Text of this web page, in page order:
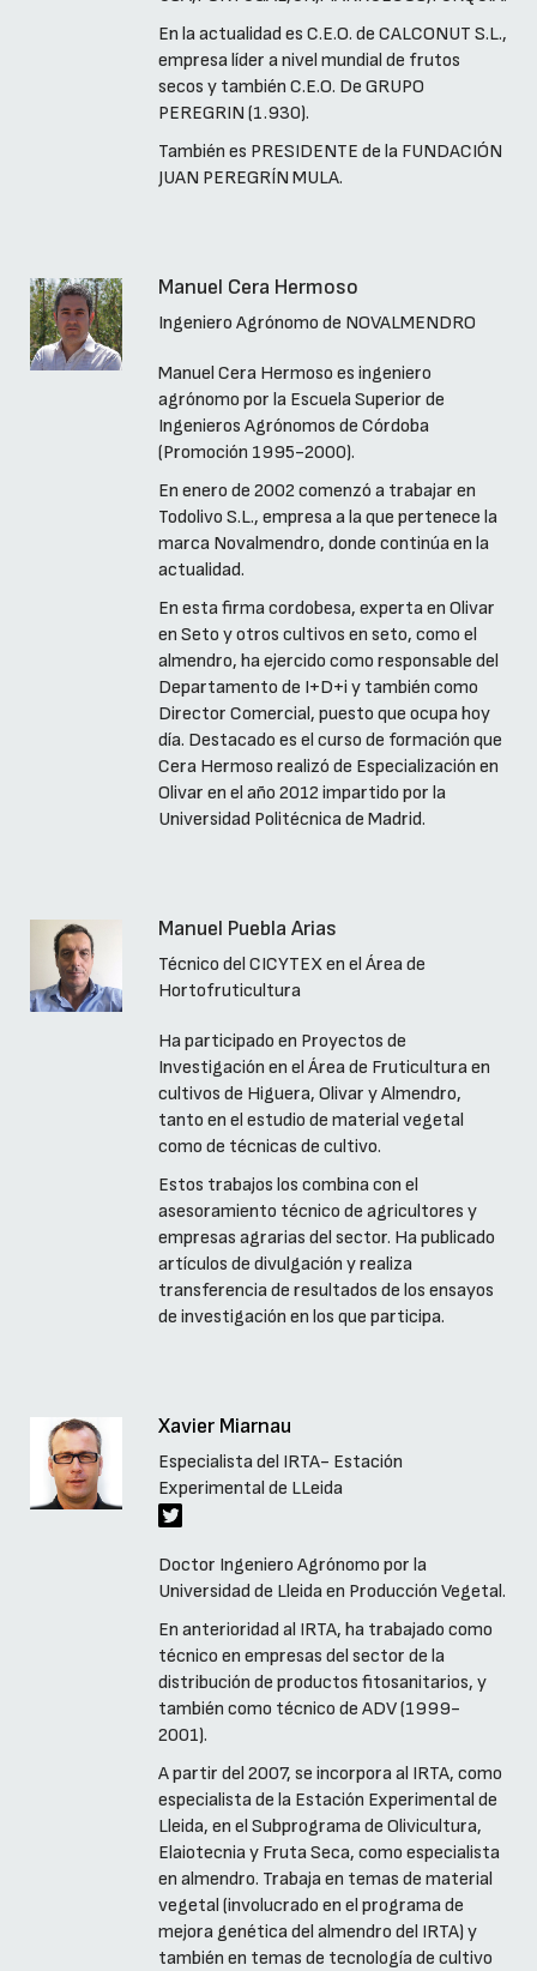
En la actualidad es C.E.O. de CALCONUT S.L.,
empresa líder a nivel mundial de frutos
secos y también C.E.O. De GRUPO
PEREGRIN (1.930).
También es PRESIDENTE de la FUNDACIÓN
JUAN PEREGRÍN MULA.
Manuel Cera Hermoso
Ingeniero Agrónomo de NOVALMENDRO
Manuel Cera Hermoso es ingeniero
agrónomo por la Escuela Superior de
Ingenieros Agrónomos de Córdoba
(Promoción 1995-2000).
En enero de 2002 comenzó a trabajar en
Todolivo S.L., empresa a la que pertenece la
marca Novalmendro, donde continúa en la
actualidad.
En esta firma cordobesa, experta en Olivar
en Seto y otros cultivos en seto, como el
almendro, ha ejercido como responsable del
Departamento de I+D+i y también como
Director Comercial, puesto que ocupa hoy
día. Destacado es el curso de formación que
Cera Hermoso realizó de Especialización en
Olivar en el año 2012 impartido por la
Universidad Politécnica de Madrid.
Manuel Puebla Arias
Técnico del CICYTEX en el Área de
Hortofruticultura
Ha participado en Proyectos de
Investigación en el Área de Fruticultura en
cultivos de Higuera, Olivar y Almendro,
tanto en el estudio de material vegetal
como de técnicas de cultivo.
Estos trabajos los combina con el
asesoramiento técnico de agricultores y
empresas agrarias del sector. Ha publicado
artículos de divulgación y realiza
transferencia de resultados de los ensayos
de investigación en los que participa.
Xavier Miarnau
Especialista del IRTA- Estación
Experimental de LLeida
Doctor Ingeniero Agrónomo por la
Universidad de Lleida en Producción Vegetal.
En anterioridad al IRTA, ha trabajado como
técnico en empresas del sector de la
distribución de productos fitosanitarios, y
también como técnico de ADV (1999-
2001).
A partir del 2007, se incorpora al IRTA, como
especialista de la Estación Experimental de
Lleida, en el Subprograma de Olivicultura,
Elaiotecnia y Fruta Seca, como especialista
en almendro. Trabaja en temas de material
vegetal (involucrado en el programa de
mejora genética del almendro del IRTA) y
también en temas de tecnología de cultivo